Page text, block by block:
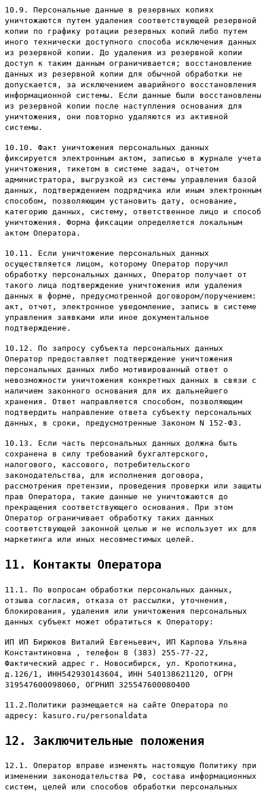
10.9. Персональные данные в резервных копиях
уничтожаются путем удаления соответствующей резервной
копии по графику ротации резервных копий либо путем
иного технически доступного способа исключения данных
из резервной копии. До удаления из резервной копии
доступ к таким данным ограничивается; восстановление
данных из резервной копии для обычной обработки не
допускается, за исключением аварийного восстановления
информационной системы. Если данные были восстановлены
из резервной копии после наступления основания для
уничтожения, они повторно удаляются из активной
системы.
10.10. Факт уничтожения персональных данных
фиксируется электронным актом, записью в журнале учета
уничтожения, тикетом в системе задач, отчетом
администратора, выгрузкой из системы управления базой
данных, подтверждением подрядчика или иным электронным
способом, позволяющим установить дату, основание,
категорию данных, систему, ответственное лицо и способ
уничтожения. Форма фиксации определяется локальным
актом Оператора.
10.11. Если уничтожение персональных данных
осуществляется лицом, которому Оператор поручил
обработку персональных данных, Оператор получает от
такого лица подтверждение уничтожения или удаления
данных в форме, предусмотренной договором/поручением:
акт, отчет, электронное уведомление, запись в системе
управления заявками или иное документальное
подтверждение.
10.12. По запросу субъекта персональных данных
Оператор предоставляет подтверждение уничтожения
персональных данных либо мотивированный ответ о
невозможности уничтожения конкретных данных в связи с
наличием законного основания для их дальнейшего
хранения. Ответ направляется способом, позволяющим
подтвердить направление ответа субъекту персональных
данных, в сроки, предусмотренные Законом N 152-ФЗ.
10.13. Если часть персональных данных должна быть
сохранена в силу требований бухгалтерского,
налогового, кассового, потребительского
законодательства, для исполнения договора,
рассмотрения претензии, проведения проверки или защиты
прав Оператора, такие данные не уничтожаются до
прекращения соответствующего основания. При этом
Оператор ограничивает обработку таких данных
соответствующей законной целью и не использует их для
маркетинга или иных несовместимых целей.
11. Контакты Оператора
11.1. По вопросам обработки персональных данных,
отзыва согласия, отказа от рассылки, уточнения,
блокирования, удаления или уничтожения персональных
данных субъект может обратиться к Оператору:
ИП ИП Бирюков Виталий Евгеньевич, ИП Карпова Ульяна
Константиновна , телефон 8 (383) 255-77-22,
Фактический адрес г. Новосибирск, ул. Кропоткина,
д.126/1, ИНН542930143604, ИНН 540138621120, ОГРН
319547600098060, ОГРНИП 325547600080400
11.2.Политики размещается на сайте Оператора по
адресу: kasuro.ru/personaldata
12. Заключительные положения
12.1. Оператор вправе изменять настоящую Политику при
изменении законодательства РФ, состава информационных
систем, целей или способов обработки персональных